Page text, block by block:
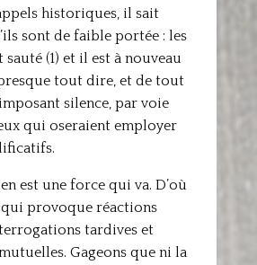
historiques, il sait
sont de faible portée : les
(1) et il est à nouveau
tout dire, et de tout
silence, par voie
qui oseraient employer
est une force qui va. D’où
provoque réactions
tardives et
Gageons que ni la